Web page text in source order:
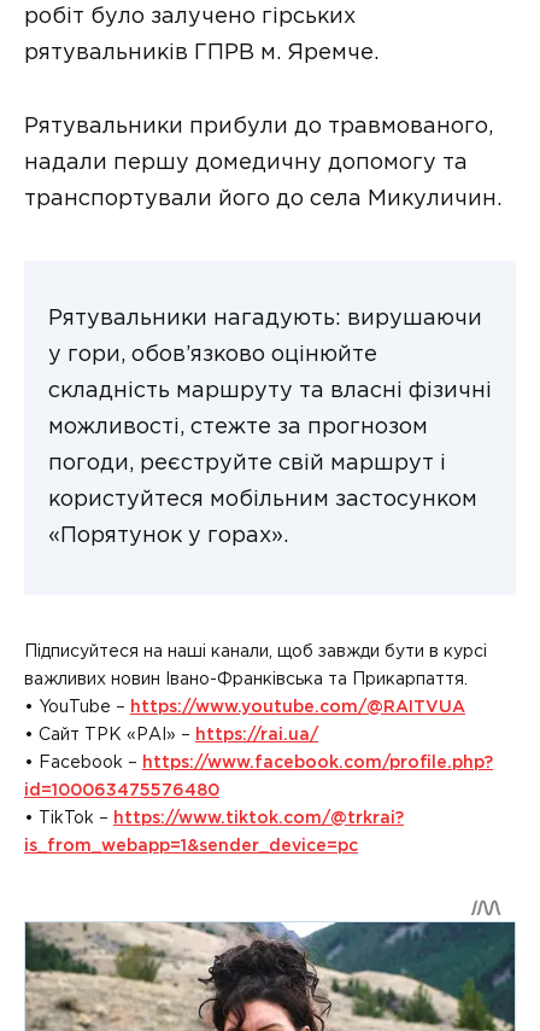
робіт було залучено гірських
рятувальників ГПРВ м. Яремче.
Рятувальники прибули до травмованого,
надали першу домедичну допомогу та
транспортували його до села Микуличин.
Рятувальники нагадують: вирушаючи
у гори, обов’язково оцінюйте
складність маршруту та власні фізичні
можливості, стежте за прогнозом
погоди, реєструйте свій маршрут і
користуйтеся мобільним застосунком
«Порятунок у горах».
Підписуйтеся на наші канали, щоб завжди бути в курсі
важливих новин Івано-Франківська та Прикарпаття.
• YouTube – https://www.youtube.com/@RAITVUA
• Сайт ТРК «РАІ» – https://rai.ua/
• Facebook – https://www.facebook.com/profile.php?
id=100063475576480
• TikTok – https://www.tiktok.com/@trkrai?
is_from_webapp=1&sender_device=pc